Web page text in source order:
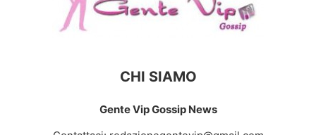
CHI SIAMO
Gente Vip Gossip News